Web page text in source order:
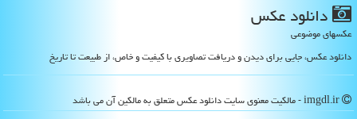
دانلود عكس
عکسهای موضوعی
دانلود عکس، جایی برای دیدن و دریافت تصاویری با کیفیت و خاص، از طبیعت تا تاریخ